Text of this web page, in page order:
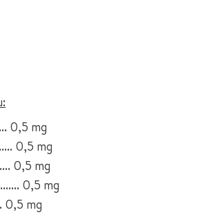
0,5 mg
0,5 mg
0,5 mg
0,5 mg
0,5 mg